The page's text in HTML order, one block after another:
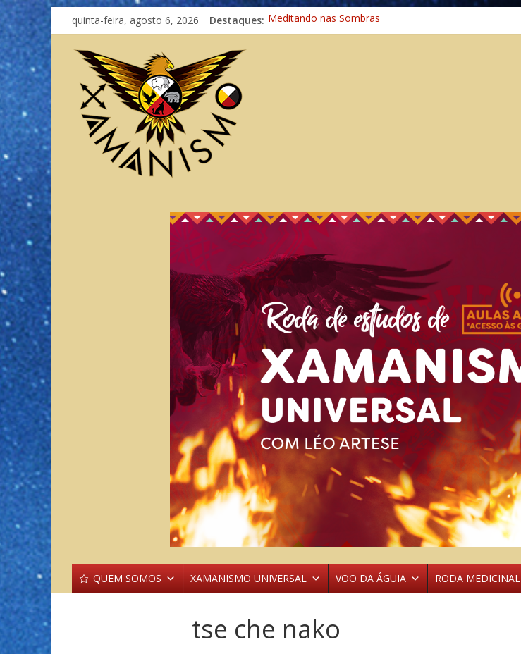
quinta-feira, agosto 6, 2026 Destaques: Meditando nas Sombras
Autosuficiência: A Jornada do Espírito Ancestral
QUEM SOMOS XAMANISMO UNIVERSAL VOO DA ÁGUIA RODA MEDICINAL
tse che nako